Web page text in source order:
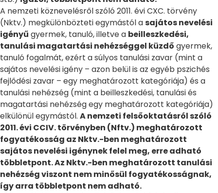
A nemzeti köznevelésről szóló 2011. évi CXC. törvény
(Nktv.) megkülönbözteti egymástól a sajátos nevelési
igényű gyermek, tanuló, illetve a beilleszkedési,
tanulási magatartási nehézséggel küzdő gyermek,
tanuló fogalmát, ezért a súlyos tanulási zavar (mint a
sajátos nevelési igény – azon belül is az egyéb pszichés
fejlődési zavar – egy meghatározott kategóriája) és a
tanulási nehézség (mint a beilleszkedési, tanulási és
magatartási nehézség egy meghatározott kategóriája)
elkülönül egymástól. A nemzeti felsőoktatásról szóló
2011. évi CCIV. törvényben (Nftv.) meghatározott
fogyatékosság az Nktv.-ben meghatározott
sajátos nevelési igénynek felel meg, erre adható
többletpont. Az Nktv.-ben meghatározott tanulási
nehézség viszont nem minősül fogyatékosságnak,
így arra többletpont nem adható.